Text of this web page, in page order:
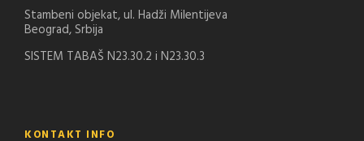
Stambeni objekat, ul. Hadži Milentijeva
Beograd, Srbija
SISTEM TABAŠ N23.30.2 i N23.30.3
KONTAKT INFO